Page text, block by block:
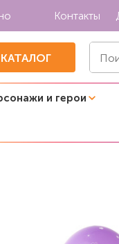
Контакты
КАТАЛОГ
и герои